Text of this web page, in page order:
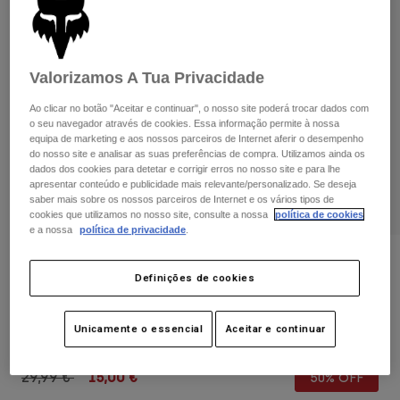
Calças
Calções
Casacos
Luvas
Protecções
Óculos
Meias
Peças sobressalentes
Calças
Casacos
Protections
Óculos
Meias
Bolsas e acessórios
Spare parts
Camisas
Ver tudo
Women
T-Shirts & Tops
Sweatshirts Com ou Sem Fecho de Correr
Casacos
Ver tudo
Youth
Proteções
Óculos de Proteção
Meias
Ver tudo
Moto
Capacetes
Boots
Proteções
Óculos de Proteção
Avaliações dos clientes
Luvas Women’s 180 Flora
Artigo n.º31378
Price reduced from
29,99 €to15,00 € 50% OFF
Valorizamos A Tua Privacidade
Ao clicar no botão "Aceitar e continuar", o nosso site poderá trocar dados com
o seu navegador através de cookies. Essa informação permite à nossa
equipa de marketing e aos nossos parceiros de Internet aferir o desempenho
do nosso site e analisar as suas preferências de compra. Utilizamos ainda os
dados dos cookies para detetar e corrigir erros no nosso site e para lhe
apresentar conteúdo e publicidade mais relevante/personalizado. Se deseja
saber mais sobre os nossos parceiros de Internet e os vários tipos de
cookies que utilizamos no nosso site, consulte a nossa
política de cookies
e a nossa
política de privacidade
Definições de cookies
Unicamente o essencial Aceitar e continuar